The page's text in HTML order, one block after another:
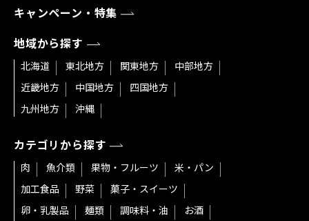
キャンペーン・特集
地域から探す
北海道 東北地方 関東地方
中部地方
近畿地方
中国地方
四国地方
九州地方
沖縄
カテゴリから探す
肉 魚介類 果物・フルーツ
米・パン
加工食品
野菜
菓子・スイーツ
卵・乳製品
麺類 調味料・油
お酒